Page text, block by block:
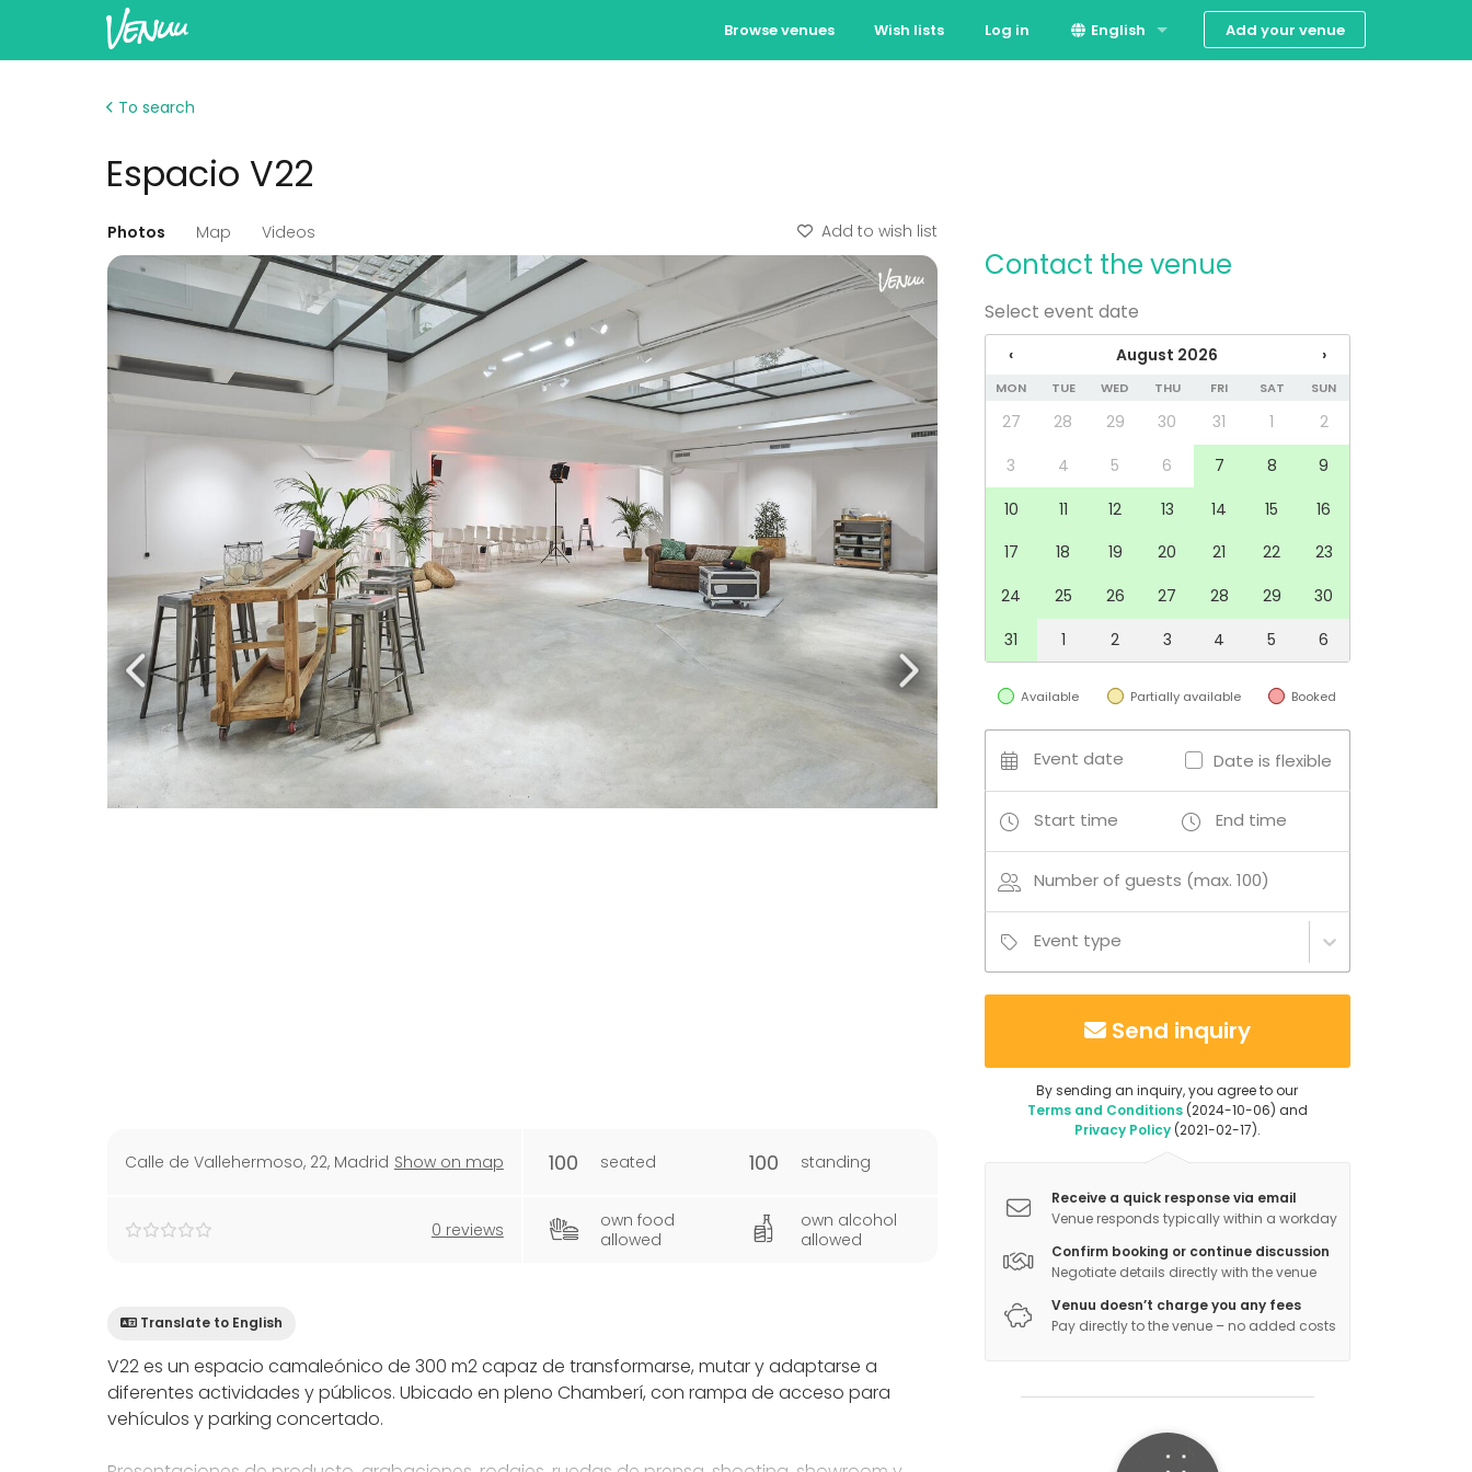
Browse venues Wish lists Log in English Add your venue
To search
Espacio V22
Photos Map Videos Add to wish list
Calle de Vallehermoso, 22, Madrid Show on map
0 reviews
100 seated 100 standing
own food
allowed
own alcohol
allowed
Translate to English
V22 es un espacio camaleónico de 300 m2 capaz de transformarse, mutar y adaptarse a
diferentes actividades y públicos. Ubicado en pleno Chamberí, con rampa de acceso para
vehículos y parking concertado.
Contact the venue
Select event date
‹ August 2026 ›
MON TUE WED THU FRI SAT SUN
27 28 29 30 31 1
2
3
4 5 6 7 8
9
10
11 12 13 14 15
16
17
18 19 20 21 22
23
24
25 26 27 28 29
30
31
1 2 3 4 5 6
Available Partially available Booked
Event date Date is flexible
Start time End time
Number of guests (max. 100)
Event type
Send inquiry
By sending an inquiry, you agree to our
Terms and Conditions(2024-10-06) and
Privacy Policy(2021-02-17).
Receive a quick response via email
Venue responds typically within a workday
Confirm booking or continue discussion
Negotiate details directly with the venue
Venuu doesn’t charge you any fees
Pay directly to the venue – no added costs